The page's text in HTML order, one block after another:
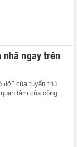
nhã ngay trên
đỡ" của tuyển thủ
tâm của cộng ...